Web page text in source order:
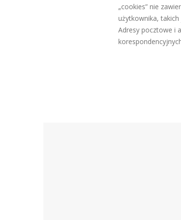
„cookies” nie
użytkownika, takich
Adresy pocztowe i